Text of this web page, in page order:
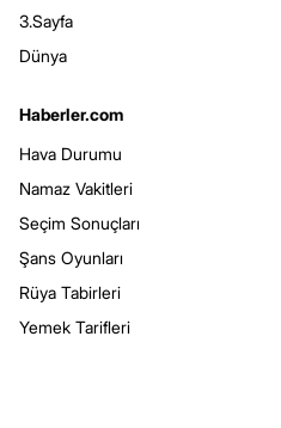
3.Sayfa
Dünya
Haberler.com
Hava Durumu
Namaz Vakitleri
Seçim Sonuçları
Şans Oyunları
Rüya Tabirleri
Yemek Tarifleri